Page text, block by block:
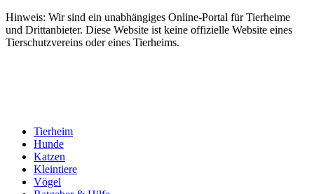
Hinweis: Wir sind ein unabhängiges Online-Portal für Tierheime
und Drittanbieter. Diese Website ist keine offizielle Website eines
Tierschutzvereins oder eines Tierheims.
Tierheim
Hunde
Katzen
Kleintiere
Vögel